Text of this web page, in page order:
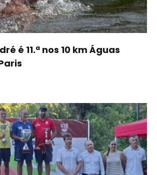
é 11.ª nos 10 km Águas